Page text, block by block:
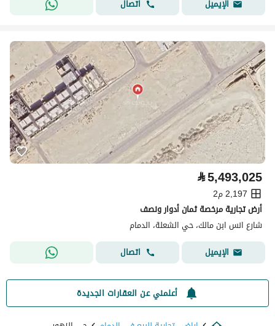
الإيميل
اتصال
⃁5,493,025
2,197 م2
أرض تجارية مرخصة ثمان أدوار ونصف
شارع انس ابن مالك، حي الشعلة، الدمام
الإيميل
اتصال
أعلمني عن العقارات الجديدة